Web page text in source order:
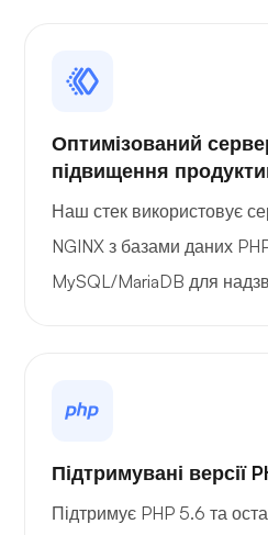
Оптимізований
підвищення
Наш стек використовує
NGINX з базами даних
MySQL/MariaDB для
Підтримувані версії
Підтримує PHP 5.6 та